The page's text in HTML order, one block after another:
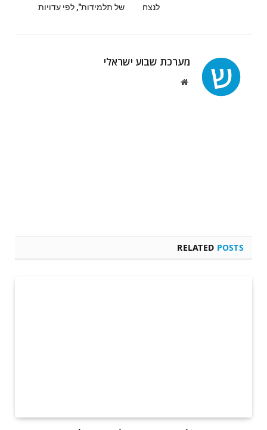
לנצח
של תלמידות", לפי עדויות
מערכת שבוע ישראלי
Website
RELATED POSTS